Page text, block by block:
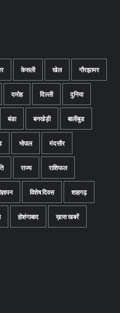
केसली खेल गौरझामर
दमोह दिल्ली दुनिया
बंडा बनखेड़ी बालीबुड
भोपाल मंदसौर
राज्य राशिफल
विशेष दिवस शाहगढ़
होशंगाबाद ख़ास खबरें